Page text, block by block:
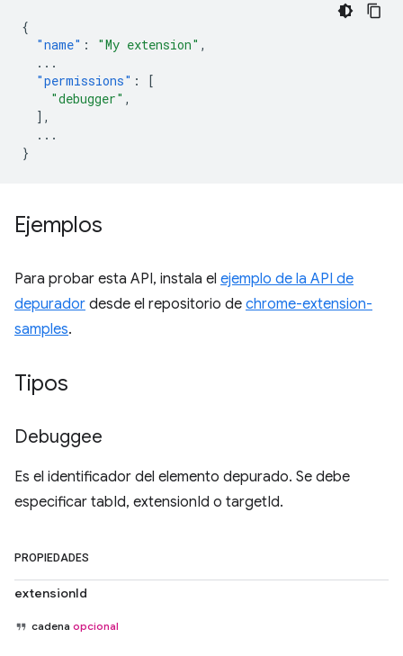
{
"name" : "My extension" ,
...
"permissions" :
[
"debugger" ,
],
...
}
Ejemplos
Para probar esta API, instala el ejemplo de la API de
depurador desde el repositorio de chrome-extension-
samples.
Tipos
Debuggee
Es el identificador del elemento depurado. Se debe
especificar tabId, extensionId o targetId.
PROPIEDADES
extensionId
cadena opcional